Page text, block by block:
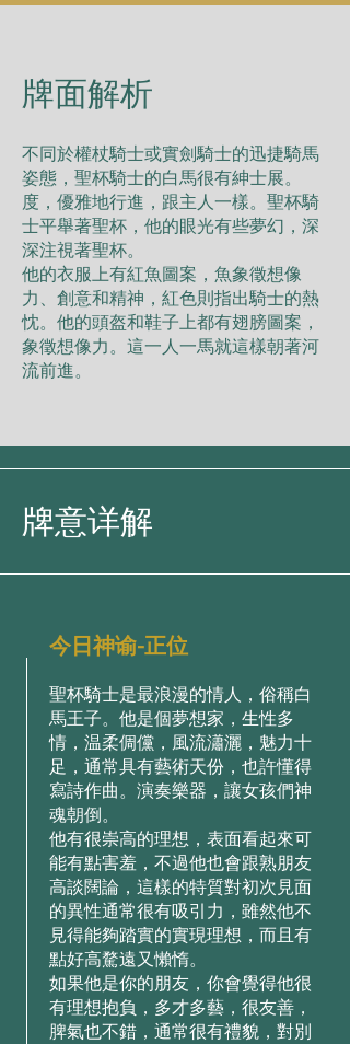
​牌面解析
不同於權杖騎⼠或實劍騎⼠的迅捷騎⾺
姿態，聖杯騎⼠的⽩⾺很有紳⼠展。
度，優雅地⾏進，跟主⼈⼀樣。聖杯騎
⼠平舉著聖杯，他的眼光有些夢幻，深
深注視著聖杯。
他的⾐服上有紅⿂圖案，⿂象徵想像
⼒、創意和精神，紅⾊則指出騎⼠的熱
忱。他的頭盔和鞋⼦上都有翅膀圖案，
象徵想像⼒。這⼀⼈⼀⾺就這樣朝著河
流前進。
牌意详解
今日神谕-正位
聖杯騎⼠是最浪漫的情⼈，俗稱⽩
⾺王⼦。他是個夢想家，⽣性多
情，温柔倜儻，⾵流瀟灑，魅⼒⼗
⾜，通常具有藝術天份，也許懂得
寫詩作曲。演奏樂器，讓⼥孩們神
魂朝倒。
他有很崇⾼的理想，表⾯看起來可
能有點害羞，不過他也會跟熟朋友
⾼談闊論，這樣的特質對初次⾒⾯
的異性通常很有吸引⼒，雖然他不
⾒得能夠踏實的實現理想，⽽且有
點好⾼騖遠⼜懶惰。
如果他是你的朋友，你會覺得他很
有理想抱負，多才多藝，很友善，
脾氣也不錯，通常很有禮貌，對別